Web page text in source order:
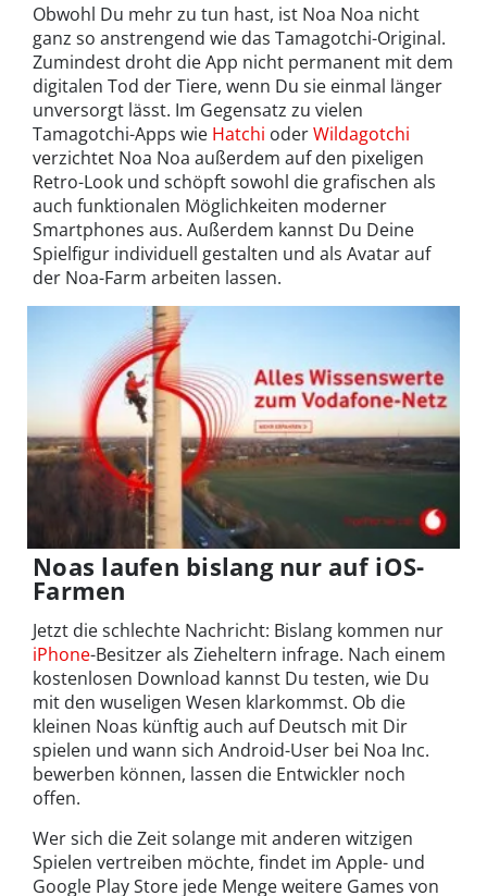
Obwohl Du mehr zu tun hast, ist Noa Noa nicht
ganz so anstrengend wie das Tamagotchi-Original.
Zumindest droht die App nicht permanent mit dem
digitalen Tod der Tiere, wenn Du sie einmal länger
unversorgt lässt. Im Gegensatz zu vielen
Tamagotchi-Apps wie Hatchi oderWildagotchi
verzichtet Noa Noa außerdem auf den pixeligen
Retro-Look und schöpft sowohl die grafischen als
auch funktionalen Möglichkeiten moderner
Smartphones aus. Außerdem kannst Du Deine
Spielfigur individuell gestalten und als Avatar auf
der Noa-Farm arbeiten lassen.
Noas laufen bislang nur auf iOS-
Farmen
Jetzt die schlechte Nachricht: Bislang kommen nur
iPhone-Besitzer als Zieheltern infrage. Nach einem
kostenlosen Download kannst Du testen, wie Du
mit den wuseligen Wesen klarkommst. Ob die
kleinen Noas künftig auch auf Deutsch mit Dir
spielen und wann sich Android-User bei Noa Inc.
bewerben können, lassen die Entwickler noch
offen.
Wer sich die Zeit solange mit anderen witzigen
Spielen vertreiben möchte, findet im Apple- und
Google Play Store jede Menge weitere Games von